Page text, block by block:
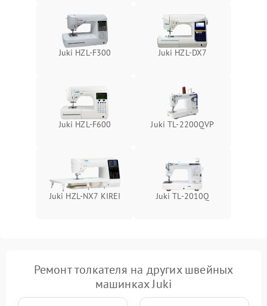
Juki HZL-F300 Juki HZL-DX7
Juki HZL-F600 Juki TL-2200QVP
Juki HZL-NX7 KIREI Juki TL-2010Q
Ремонт толкателя на других швейных
машинках Juki